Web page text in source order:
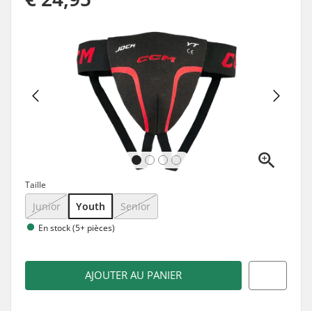
Taille
Junior Youth Senior
En stock (5+ pièces)
AJOUTER AU PANIER